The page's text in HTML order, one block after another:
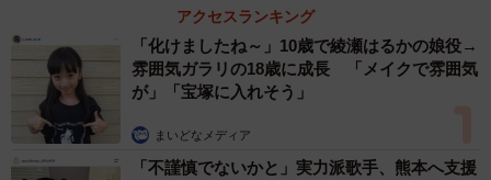
アクセスランキング
「化けましたね～」10歳で綾瀬はるかの娘役→
雰囲気ガラリの18歳に成長 「メイクで雰囲気
が」「宝塚に入れそう」
まいどなメディア
「不謹慎でないかと」実力派歌手、熊本へ支援